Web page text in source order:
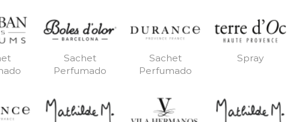
Sachet
Perfumado
Sachet
Perfumado
Spray